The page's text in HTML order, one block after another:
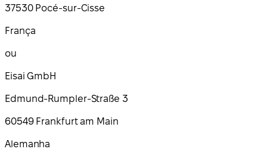
37530 Pocé-sur-Cisse
França
ou
Eisai GmbH
Edmund-Rumpler-Straße 3
60549 Frankfurt am Main
Alemanha